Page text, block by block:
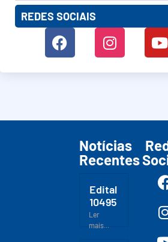
REDES SOCIAIS
Notícias
Recentes
Edital
10495
Ler
mais...